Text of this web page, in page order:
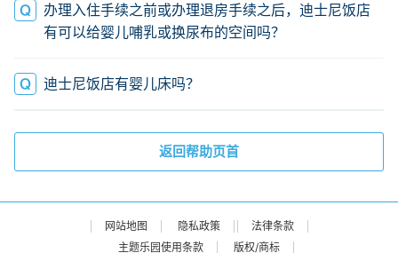
办理入住手续之前或办理退房手续之后，迪士尼饭店
有可以给婴儿哺乳或换尿布的空间吗？
迪士尼饭店有婴儿床吗？
返回帮助页首
网站地图 隐私政策
法律条款
主题乐园使用条款
版权/商标